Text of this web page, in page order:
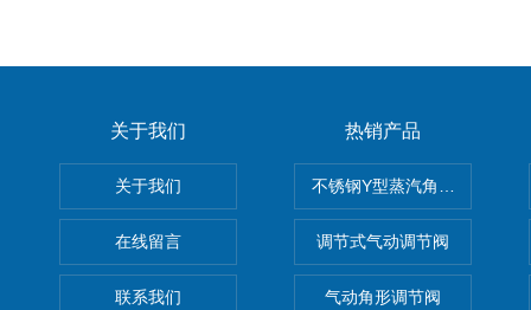
关于我们
关于我们
在线留言
联系我们
热销产品
不锈钢Y型蒸汽角座阀
调节式气动调节阀
气动角形调节阀